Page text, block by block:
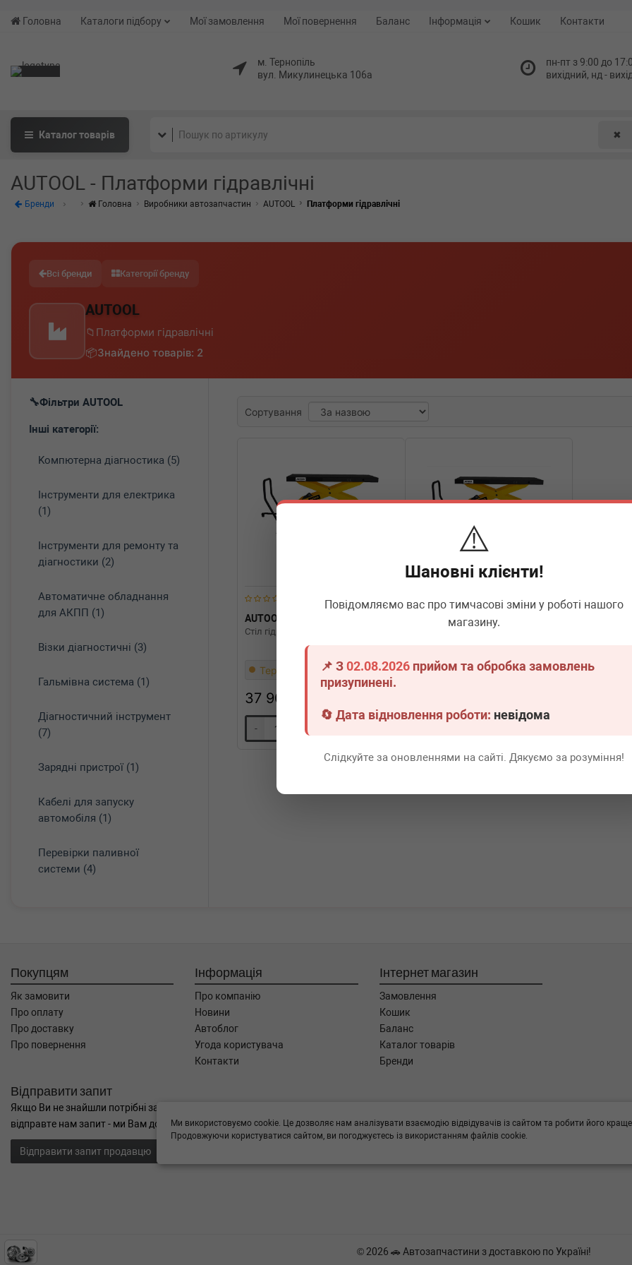
⚠️
Шановні клієнти!
Повідомляємо вас про тимчасові зміни у роботі нашого
магазину.
📌 З02.08.2026 прийом та обробка замовлень
призупинені.
🔄 Дата відновлення роботи: невідома
Слідкуйте за оновленнями на сайті. Дякуємо за розуміння!
Головна Каталоги підбору Мої замовлення Мої повернення Баланс Інформація Кошик Контакти
м. Тернопіль
вул. Микулинецька 106а
пн-пт з 9:00 до
вихідний, нд -
Каталогтоварів ✖
AUTOOL - Платформи гідравлічні
Бренди Головна Виробники автозапчастин AUTOOL Платформи гідравлічні
Всі бренди Категорії бренду
AUTOOL
Платформи гідравлічні
Знайдено товарів: 2
Фільтри AUTOOL
Інші категорії:
Koмпютepнa діaгнocтикa (5)
Інструменти для електрика
(1)
Інструменти для ремонту та
діагностики (2)
Автоматичне обладнання
для АКПП (1)
Візки діагностичні (3)
Гальмівна система (1)
Діагностичний інструмент
(7)
Зарядні пристрої (1)
Кабелі для запуску
автомобіля (1)
Перевірки паливної
системи (4)
Сортування
AUTOOL
Стіл гідравлічний 500 кг
Термін 1 дн. 8 шт.
37 900
-
AUTOOL MMT918
Стіл гідравлічний 800 кг
Термін 1 дн. 7 шт.
Покупцям
Як замовити
Про оплату
Про доставку
Про повернення
Інформація
Про компанію
Новини
Автоблог
Угода користувача
Контакти
Інтернет магазин
Замовлення
Кошик
Баланс
Каталог товарів
Бренди
Відправити запит
Якщо Ви не знайшли потрібні запчастини, або Вам потрібна допомога в підборі,
відправте нам запит - ми Вам допоможемо
Відправити запит продавцю
© 2026 🚗 Автозапчастини з доставкою по Україні!
Ми використовуємо cookie. Це дозволяє нам аналізувати взаємодію відвідувачів із сайтом та робити його
Продовжуючи користуватися сайтом, ви погоджуєтесь із використанням файлів cookie.